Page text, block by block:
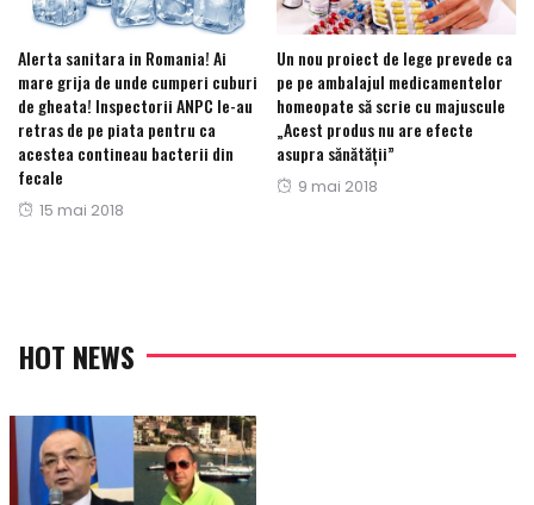
Alerta sanitara in Romania! Ai
mare grija de unde cumperi cuburi
de gheata! Inspectorii ANPC le-au
retras de pe piata pentru ca
acestea contineau bacterii din
fecale
Posted
15 mai 2018
Un nou proiect de lege prevede ca
pe pe ambalajul medicamentelor
homeopate să scrie cu majuscule
„Acest produs nu are efecte
asupra sănătății”
Posted
9 mai 2018
HOT NEWS